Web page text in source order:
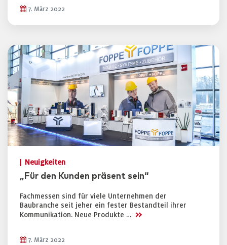
7. März 2022
Neuigkeiten
„Für den Kunden präsent sein“
Fachmessen sind für viele Unternehmen der
Baubranche seit jeher ein fester Bestandteil ihrer
Kommunikation. Neue Produkte … >>
7. März 2022